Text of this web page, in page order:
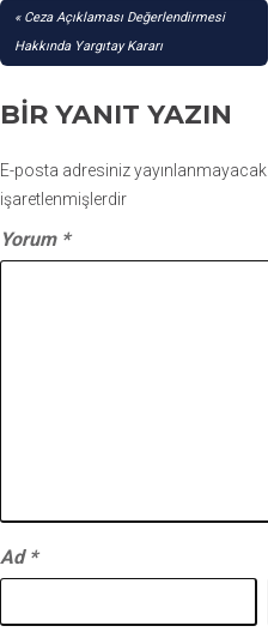
YAZI
GEZINMESI
Ceza Açıklaması Değerlendirmesi
Hakkında Yargıtay Kararı
BIR YANIT YAZIN
E-posta adresiniz yayınlanmayacak.
işaretlenmişlerdir
Yorum *
Ad *